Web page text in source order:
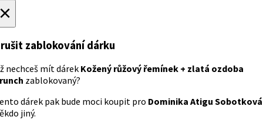
zablokování dárku
nechceš mít dárek Kožený růžový řemínek + zlatá ozdoba
zablokovaný?
dárek pak bude moci koupit pro Dominika Atigu Sobotková
jiný.